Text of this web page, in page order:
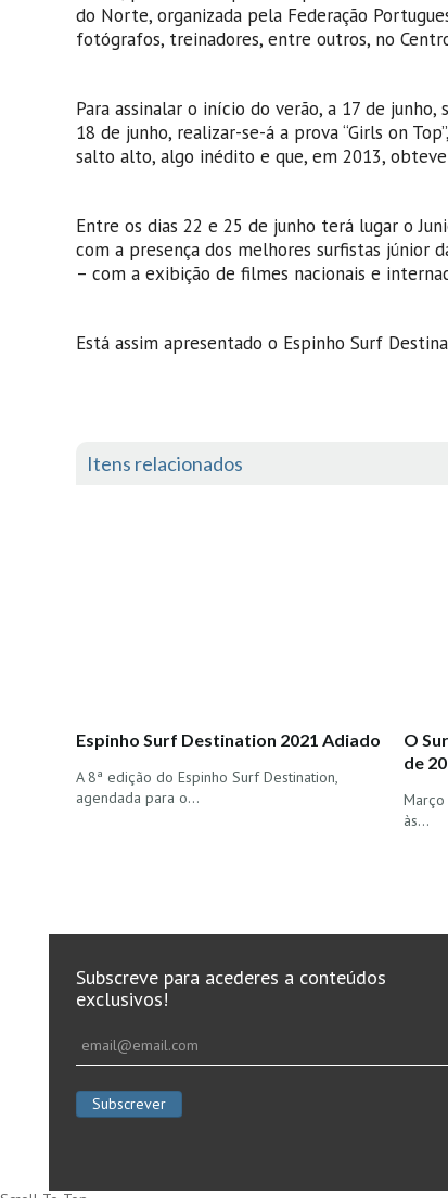
do Norte, organizada pela Federação
fotógrafos, treinadores, entre outros, no
Para assinalar o início do verão, a 17 de junho,
18 de junho, realizar-se-á a prova “Girls on
salto alto, algo inédito e que, em 2013,
Entre os dias 22 e 25 de junho terá lugar o
com a presença dos melhores surfistas júnior
– com a exibição de filmes nacionais e
Está assim apresentado o Espinho Surf
Itens relacionados
Espinho Surf Destination 2021 Adiado
A 8ª edição do Espinho Surf Destination,
agendada para o…
O
de
às…
Subscreve para acederes a conteúdos
exclusivos!